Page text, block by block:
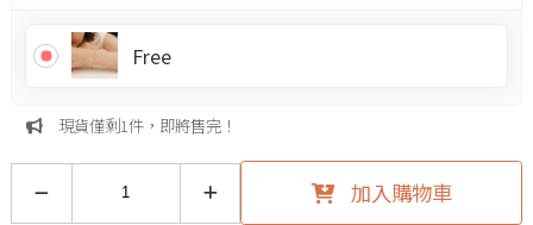
Free
現貨僅剩1件，即將售完！
加入購物車